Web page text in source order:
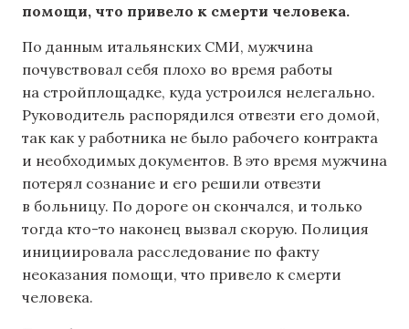
помощи, что привело к смерти человека.
По данным итальянских СМИ, мужчина
почувствовал себя плохо во время работы
на стройплощадке, куда устроился нелегально.
Руководитель распорядился отвезти его домой,
так как у работника не было рабочего контракта
и необходимых документов. В это время мужчина
потерял сознание и его решили отвезти
в больницу. По дороге он скончался, и только
тогда кто-то наконец вызвал скорую. Полиция
инициировала расследование по факту
неоказания помощи, что привело к смерти
человека.